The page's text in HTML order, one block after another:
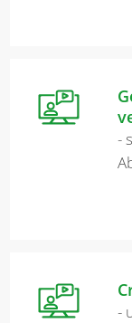
-
-